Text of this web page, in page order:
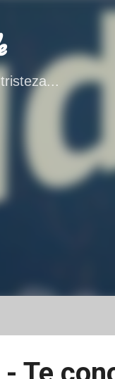
Ir al contenido